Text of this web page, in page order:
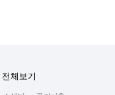
전체보기